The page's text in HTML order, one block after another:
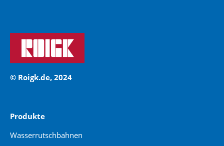
© Roigk.de, 2024
Produkte
Wasserrutschbahnen